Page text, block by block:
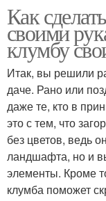
Как
своими
клумбу
Итак, вы решили
даче. Рано или
даже те, кто в
это с тем, что
без цветов, ведь
ландшафта, но и
элементы. Кроме
клумба поможет